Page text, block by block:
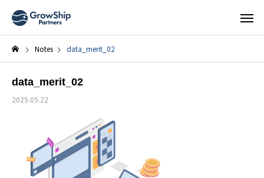
Notes data_merit_02
data_merit_02
2025.05.22